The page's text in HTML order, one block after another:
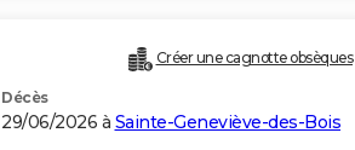
Créer une cagnotte obsèques
Décès
29/06/2026 à Sainte-Geneviève-des-Bois